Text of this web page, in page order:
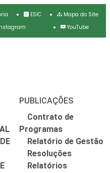
ESIC
Mapa do Site
YouTube
PUBLICAÇÕES
Contrato de
Programas
Relatório de Gestão
Resoluções
Relatórios